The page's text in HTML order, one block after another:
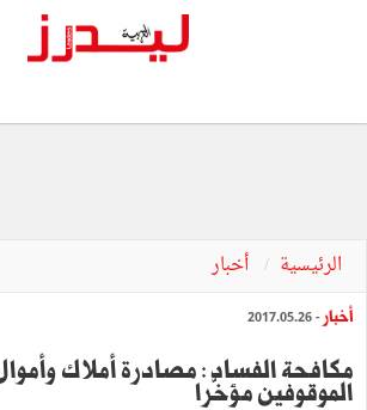
الرئيسية أخبار
أخبار - 2017.05.26
مكافحة الفساد : مصادرة أملاك
الموقوفين مؤخّرا